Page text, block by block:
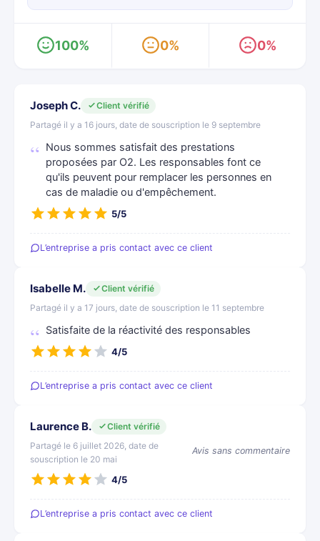
100% 0% 0%
Joseph C.
Client vérifié
Partagé il y a 16 jours, date de souscription le 9 septembre
Nous sommes satisfait des prestations
proposées par O2. Les responsables font ce
qu'ils peuvent pour remplacer les personnes en
cas de maladie ou d'empêchement.
5/5
L’entreprise a pris contact avec ce client
Isabelle M.
Client vérifié
Partagé il y a 17 jours, date de souscription le 11 septembre
Satisfaite de la réactivité des responsables
4/5
L’entreprise a pris contact avec ce client
Laurence B.
Client vérifié
Partagé le 6 juillet 2026, date de
souscription le 20 mai
Avis sans commentaire
4/5
L’entreprise a pris contact avec ce client